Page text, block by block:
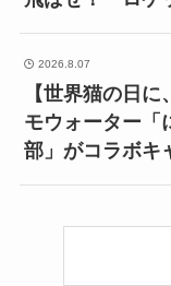
2026.8.07
【世界猫の日
モウォーター「
部」がコラボキ